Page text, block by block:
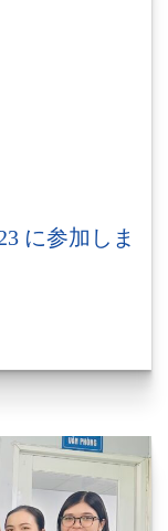
に参加しま